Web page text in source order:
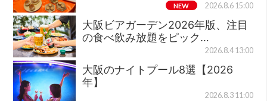
NEW 2026.8.6 15:00
大阪ビアガーデン2026年版、注目
の食べ飲み放題をピック…
2026.8.4 13:00
大阪のナイトプール8選【2026
年】
2026.8.3 11:00